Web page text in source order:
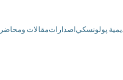
پولونسكي اصداراتمقالات